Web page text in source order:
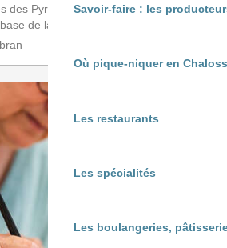
Savoir-faire : les
Où pique-niquer en
Les restaurants
Les spécialités
Les boulangeries,
des Pyrénées et à la fabrication de
de lait...